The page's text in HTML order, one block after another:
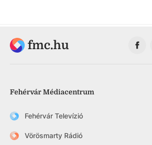
fmc.hu
Fehérvár Médiacentrum
Fehérvár Televízió
Vörösmarty Rádió